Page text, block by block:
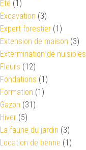
Eté (1)
Excavation (3)
Expert forestier (1)
Extension de maison (3)
Extermination de nuisibles
Fleurs (12)
Fondations (1)
Formation (1)
Gazon (31)
Hiver (5)
La faune du jardin (3)
Location de benne (1)